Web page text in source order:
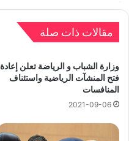
مقالات ذات صلة
وزارة الشباب و الرياضة تعلن إعادة
فتح المنشآت الرياضية واستئناف
المنافسات
2021-09-06